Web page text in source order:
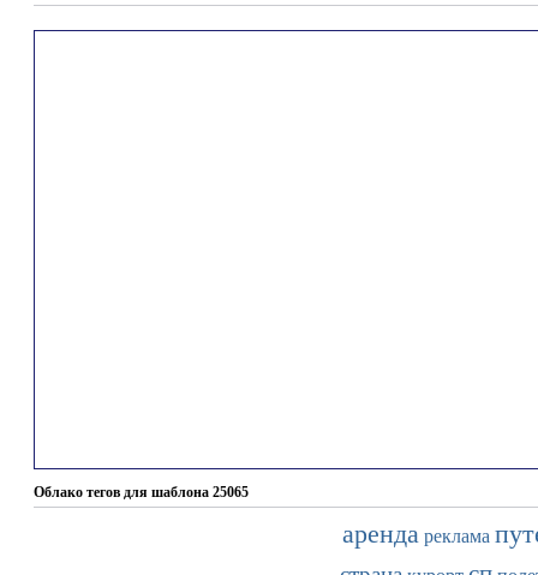
Облако тегов для шаблона 25065
аренда реклама